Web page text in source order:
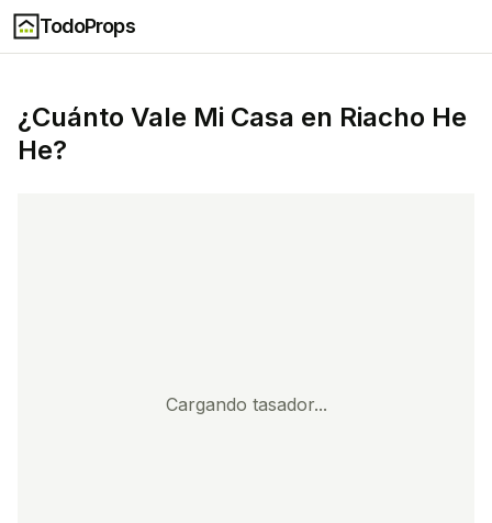
TodoProps
¿Cuánto Vale Mi Casa en Riacho He
He?
Cargando tasador...